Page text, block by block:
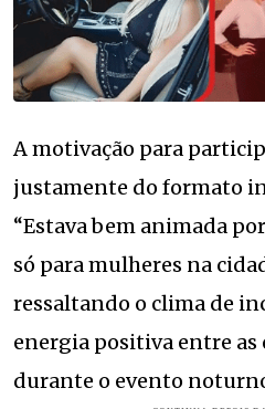
A motivação para
justamente do formato
“Estava bem animada
só para mulheres na
ressaltando o clima de
energia positiva entre
durante o evento